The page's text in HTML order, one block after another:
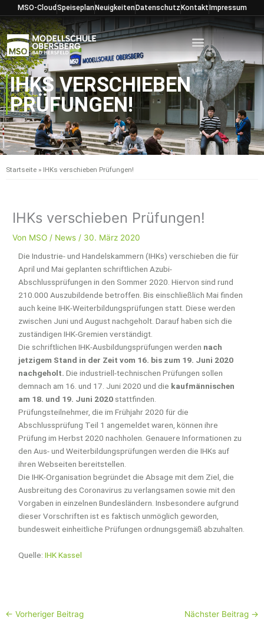
Inhalt
springen
MSO-Cloud Speiseplan Neuigkeiten Datenschutz Kontakt Impressum
IHKS VERSCHIEBEN
PRÜFUNGEN!
Startseite » IHKs verschieben Prüfungen!
IHKs verschieben Prüfungen!
Von MSO / News / 30. März 2020
Die Industrie- und Handelskammern (IHKs) verschieben die für
April und Mai geplanten schriftlichen Azubi-
Abschlussprüfungen in den Sommer 2020. Hiervon sind rund
210.000 Auszubildende betroffen. Bis einschließlich Mai finden
auch keine IHK-Weiterbildungsprüfungen statt. Diese werden
zwischen Juni und August nachgeholt. Darauf haben sich die
zuständigen IHK-Gremien verständigt.
Die schriftlichen IHK-Ausbildungsprüfungen werden nach
jetzigem Stand in der Zeit vom 16. bis zum 19. Juni 2020
nachgeholt. Die industriell-technischen Prüfungen sollen
demnach am 16. und 17. Juni 2020 und die kaufmännischen
am 18. und 19. Juni 2020 stattfinden.
Prüfungsteilnehmer, die im Frühjahr 2020 für die
Abschlussprüfung Teil 1 angemeldet waren, können ihre
Prüfung im Herbst 2020 nachholen. Genauere Informationen zu
den Aus- und Weiterbildungsprüfungen werden die IHKs auf
ihren Webseiten bereitstellen.
Die IHK-Organisation begründet die Absage mit dem Ziel, die
Ausbreitung des Coronavirus zu verlangsamen sowie mit den
Vorgaben in einzelnen Bundesländern. Insbesondere aufgrund
dieser Vorschriften ist es faktisch unmöglich geworden,
bundesweit einheitliche Prüfungen ordnungsgemäß abzuhalten.
Quelle:IHK Kassel
← Vorheriger Beitrag Nächster Beitrag →